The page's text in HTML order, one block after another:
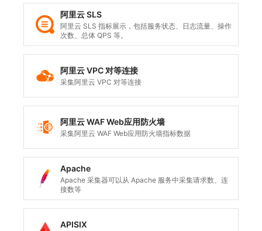
阿里云 SLS
阿里云 SLS 指标展示，包括服务状态、日志流量、操作
次数、总体 QPS 等。
阿里云 VPC 对等连接
采集阿里云 VPC 对等连接
阿里云 WAF Web应用防火墙
采集阿里云 WAF Web应用防火墙指标数据
Apache
Apache 采集器可以从 Apache 服务中采集请求数、连
接数等
APISIX